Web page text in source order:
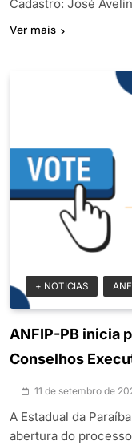
Cadastro: José
Ver mais
+ NOTICIAS
ANFIP-PB inicia
Conselhos
11 de setembro de
A Estadual da
abertura do